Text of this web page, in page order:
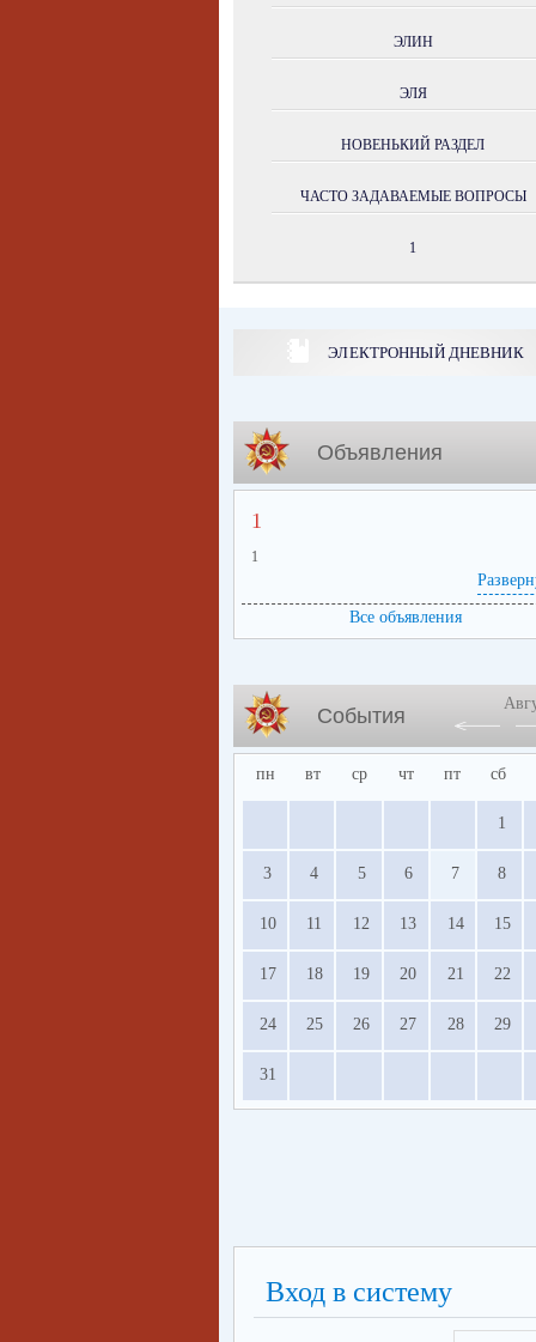
ЭЛИН
ЭЛЯ
НОВЕНЬКИЙ РАЗДЕЛ
ЧАСТО ЗАДАВАЕМЫЕ ВОПРОСЫ
1
ЭЛЕКТРОННЫЙ ДНЕВНИК
Объявления
1
1
Все объявления
События
пн вт ср чт пт сб
1
3 4 5 6 7 8
10 11 12 13 14 15
17 18 19 20 21 22
24 25 26 27 28 29
31
Вход в систему